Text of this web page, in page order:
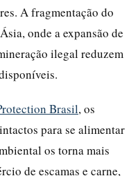
A fragmentação do
onde a expansão de
ilegal reduzem
Brasil, os
para se alimentar
os torna mais
de escamas e carne,